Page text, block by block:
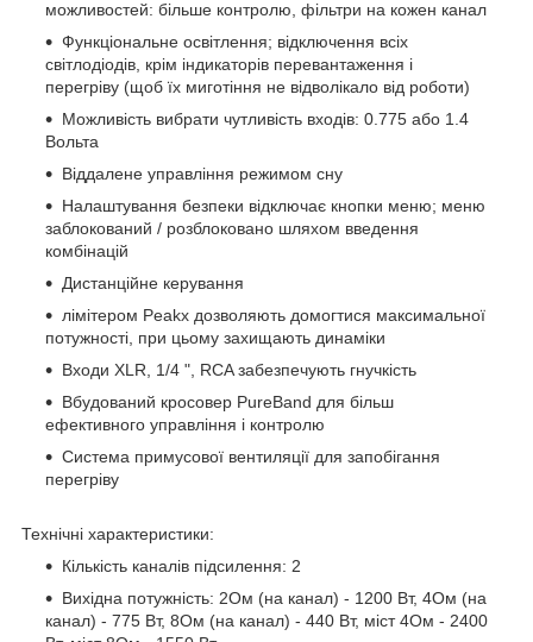
можливостей: більше контролю, фільтри на кожен канал
Функціональне освітлення; відключення всіх
світлодіодів, крім індикаторів перевантаження і
перегріву (щоб їх миготіння не відволікало від роботи)
Можливість вибрати чутливість входів: 0.775 або 1.4
Вольта
Віддалене управління режимом сну
Налаштування безпеки відключає кнопки меню; меню
заблокований / розблоковано шляхом введення
комбінацій
Дистанційне керування
лімітером Peakx дозволяють домогтися максимальної
потужності, при цьому захищають динаміки
Входи XLR, 1/4 ", RCA забезпечують гнучкість
Вбудований кросовер PureBand для більш
ефективного управління і контролю
Система примусової вентиляції для запобігання
перегріву
Технічні характеристики:
Кількість каналів підсилення: 2
Вихідна потужність: 2Ом (на канал) - 1200 Вт, 4Ом (на
канал) - 775 Вт, 8Ом (на канал) - 440 Вт, міст 4Ом - 2400